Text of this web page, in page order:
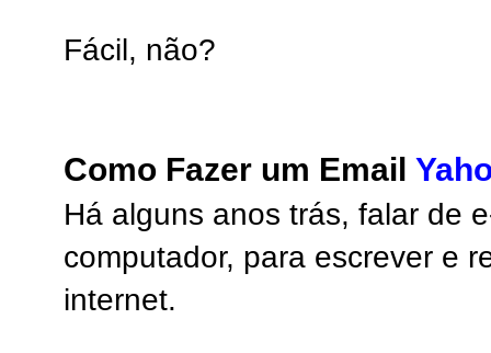
Fácil, não?
Como Fazer um Email
Há alguns anos trás, falar de
computador, para escrever e
internet.